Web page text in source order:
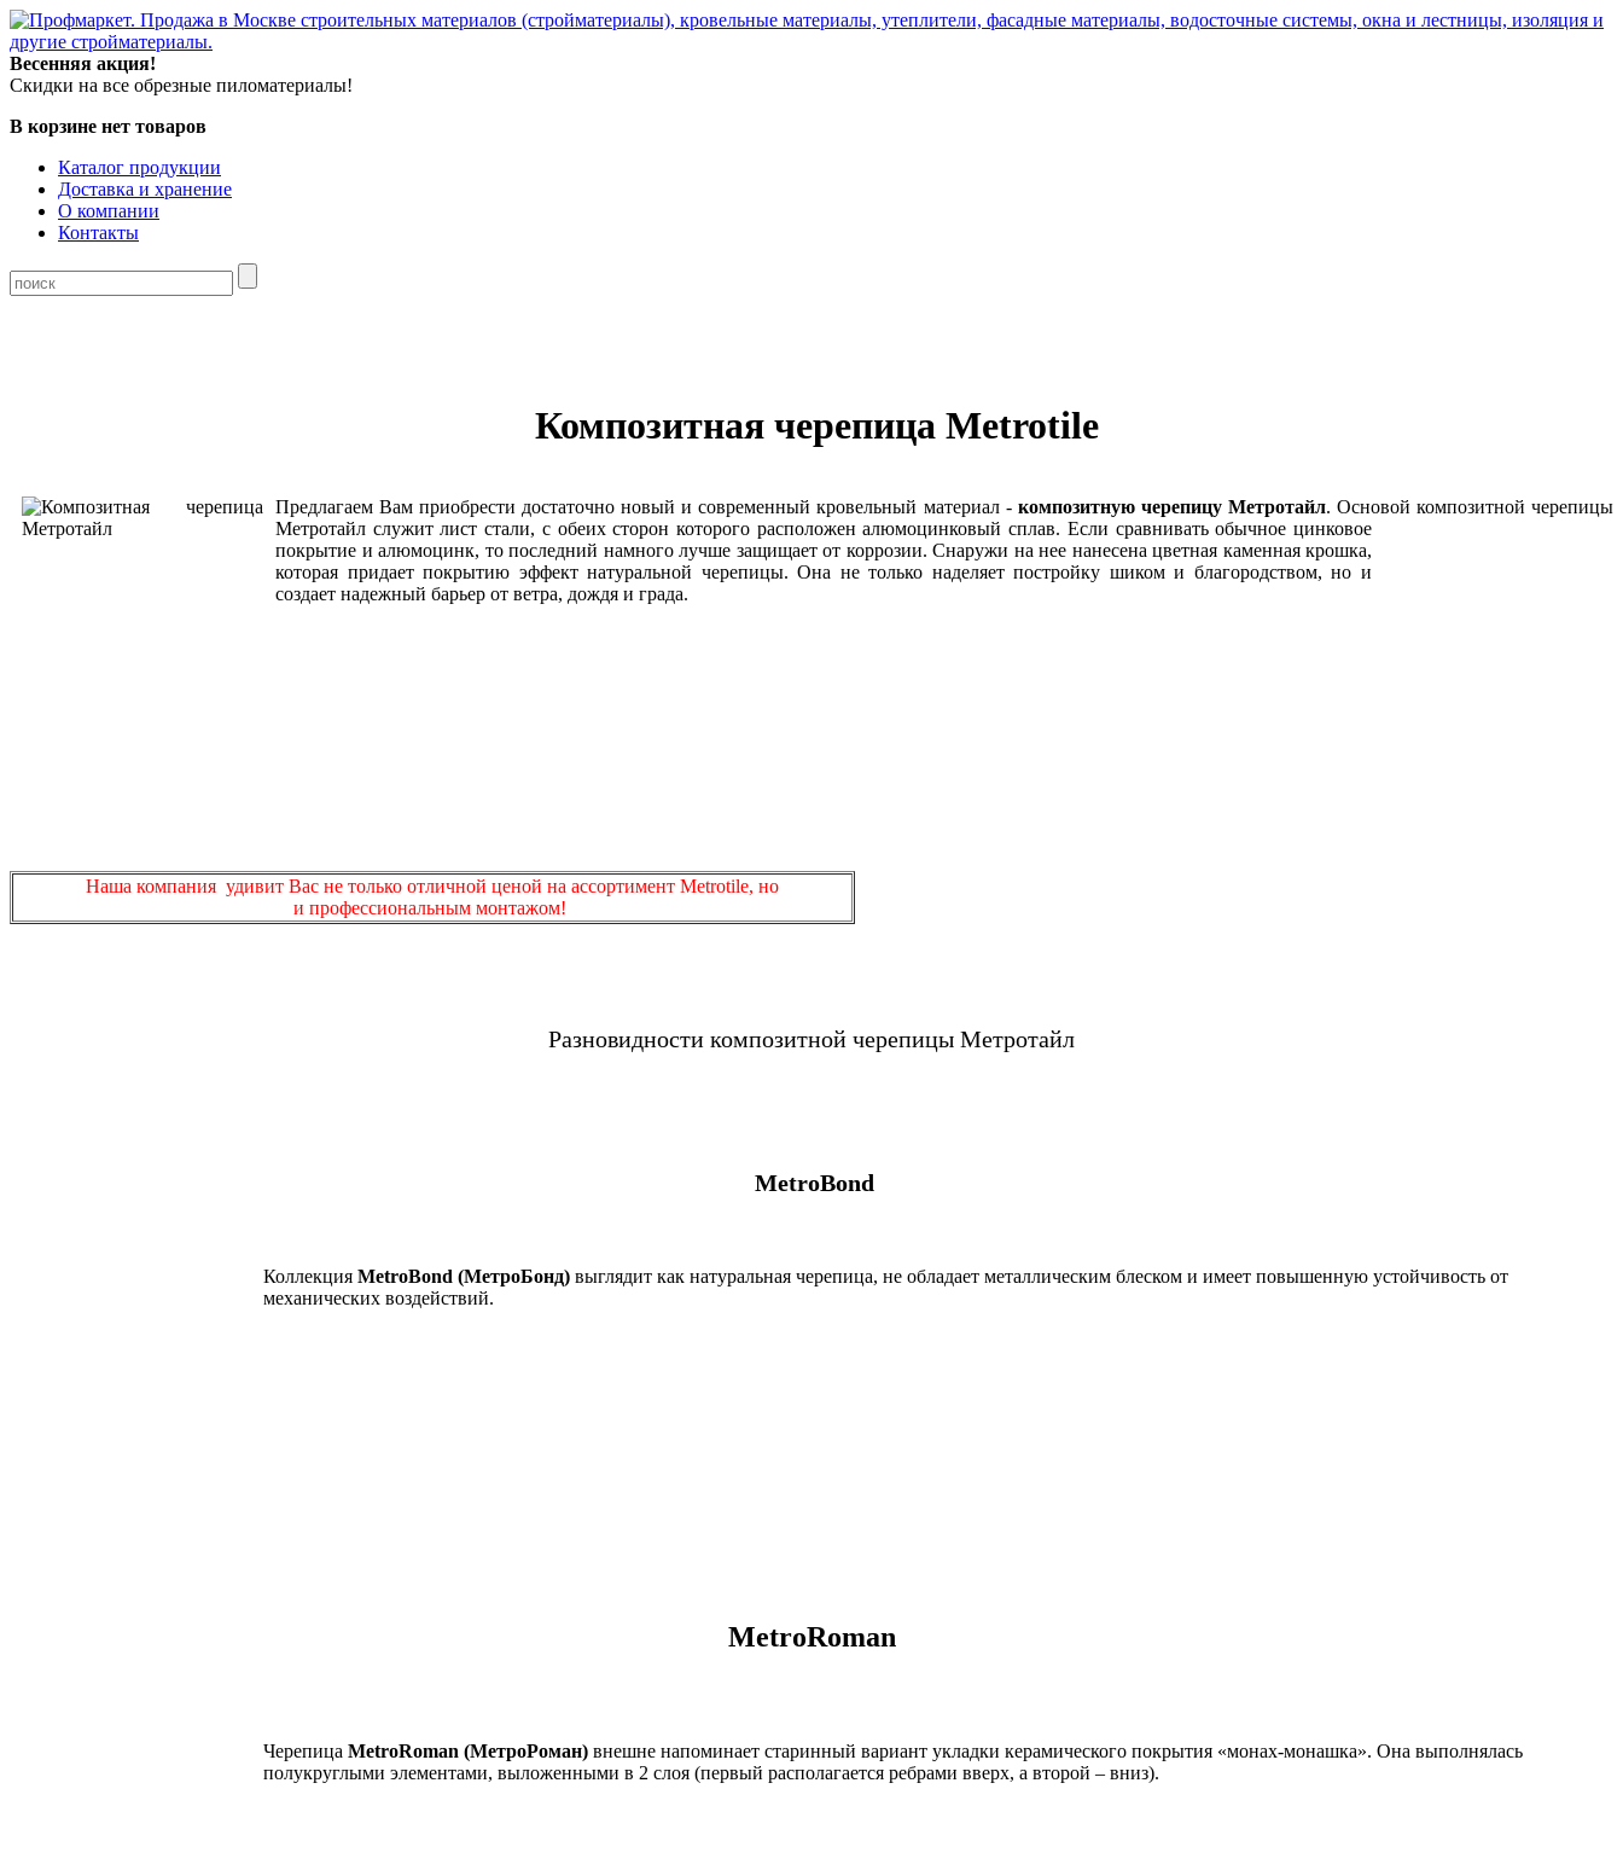
Весенняя акция!
Скидки на все обрезные пиломатериалы!
В корзине нет товаров
Каталог продукции
Доставка и хранение
О компании
Контакты
Композитная черепица Metrotile
Предлагаем Вам приобрести достаточно новый и современный кровельный материал - композитную черепицу Метротайл. Основой композитной черепицы
Метротайл служит лист стали, с обеих сторон которого расположен алюмоцинковый сплав. Если сравнивать обычное цинковое
покрытие и алюмоцинк, то последний намного лучше защищает от коррозии. Снаружи на нее нанесена цветная каменная крошка,
которая придает покрытию эффект натуральной черепицы. Она не только наделяет постройку шиком и благородством, но и
создает надежный барьер от ветра, дождя и града.
Наша компания удивит Вас не только отличной ценой на ассортимент Metrotile, но
и профессиональным монтажом!
Разновидности композитной черепицы Метротайл
MetroBond
Коллекция MetroBond (МетроБонд) выглядит как натуральная черепица, не обладает металлическим блеском и имеет повышенную устойчивость от
механических воздействий.
MetroRoman
Черепица MetroRoman (МетроРоман) внешне напоминает старинный вариант укладки керамического покрытия «монах-монашка». Она выполнялась
полукруглыми элементами, выложенными в 2 слоя (первый располагается ребрами вверх, а второй – вниз).